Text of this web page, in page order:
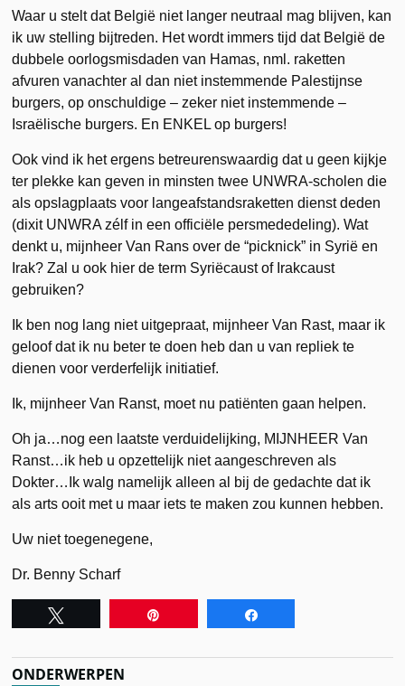
Waar u stelt dat België niet langer neutraal mag blijven, kan
ik uw stelling bijtreden. Het wordt immers tijd dat België de
dubbele oorlogsmisdaden van Hamas, nml. raketten
afvuren vanachter al dan niet instemmende Palestijnse
burgers, op onschuldige – zeker niet instemmende –
Israëlische burgers. En ENKEL op burgers!
Ook vind ik het ergens betreurenswaardig dat u geen kijkje
ter plekke kan geven in minsten twee UNWRA-scholen die
als opslagplaats voor langeafstandsraketten dienst deden
(dixit UNWRA zélf in een officiële persmededeling). Wat
denkt u, mijnheer Van Rans over de “picknick” in Syrië en
Irak? Zal u ook hier de term Syriëcaust of Irakcaust
gebruiken?
Ik ben nog lang niet uitgepraat, mijnheer Van Rast, maar ik
geloof dat ik nu beter te doen heb dan u van repliek te
dienen voor verderfelijk initiatief.
Ik, mijnheer Van Ranst, moet nu patiënten gaan helpen.
Oh ja…nog een laatste verduidelijking, MIJNHEER Van
Ranst…ik heb u opzettelijk niet aangeschreven als
Dokter…Ik walg namelijk alleen al bij de gedachte dat ik
als arts ooit met u maar iets te maken zou kunnen hebben.
Uw niet toegenegene,
Dr. Benny Scharf
ONDERWERPEN